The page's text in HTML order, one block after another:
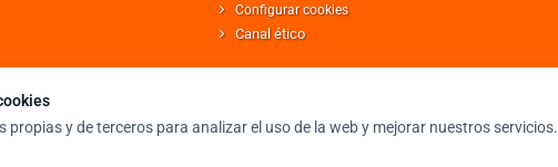
Configurar cookies
Canal ético
PROFESIONAL
propias y de terceros para analizar el uso de la web y mejorar nuestros servicios.